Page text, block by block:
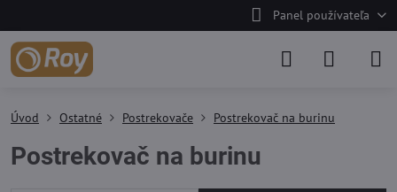
Panel používateľa
Úvod Ostatné Postrekovače Postrekovač na burinu
Postrekovač na burinu